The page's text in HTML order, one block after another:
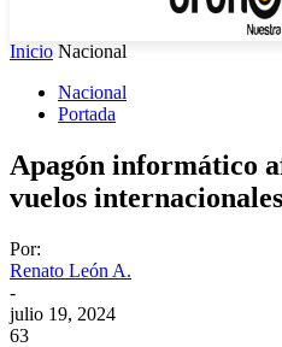
Inicio Nacional
Nacional
Portada
Apagón informático
vuelos
Por:
Renato León A.
-
julio 19, 2024
63